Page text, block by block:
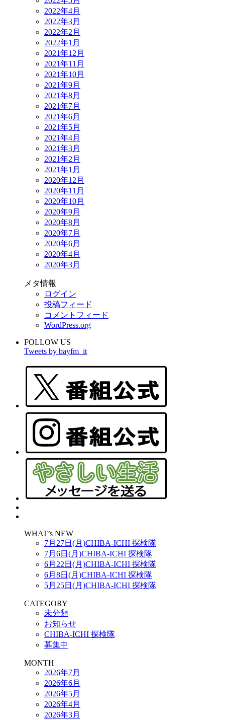
2022年4月
2022年3月
2022年2月
2022年1月
2021年12月
2021年11月
2021年10月
2021年9月
2021年8月
2021年7月
2021年6月
2021年5月
2021年4月
2021年3月
2021年2月
2021年1月
2020年12月
2020年11月
2020年10月
2020年9月
2020年8月
2020年7月
2020年6月
2020年4月
2020年3月
メタ情報
ログイン
投稿フィード
コメントフィード
WordPress.org
FOLLOW US
Tweets by bayfm_it
WHAT’s NEW
7月27日(月)CHIBA-ICHI 探検隊
7月6日(月)CHIBA-ICHI 探検隊
6月22日(月)CHIBA-ICHI 探検隊
6月8日(月)CHIBA-ICHI 探検隊
5月25日(月)CHIBA-ICHI 探検隊
CATEGORY
未分類
お知らせ
CHIBA-ICHI 探検隊
募集中
MONTH
2026年7月
2026年6月
2026年5月
2026年4月
2026年3月